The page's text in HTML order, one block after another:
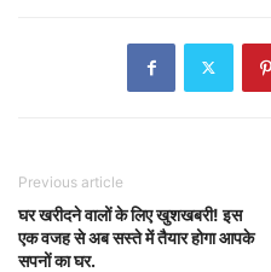
Previous article
घर खरीदने वालों के लिए खुशखबरी! इस
एक वजह से अब सस्ते में तैयार होगा आपके
सपनों का घर.